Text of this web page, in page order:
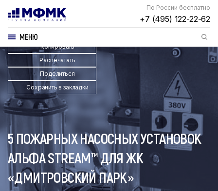
По России бесплатно
+7 (495) 122-22-62
МЕНЮ
Копировать
Распечатать
Поделиться
Сохранить в закладки
5 ПОЖАРНЫХ НАСОСНЫХ УСТАНОВОК
АЛЬФА STREAM™ ДЛЯ ЖК
«ДМИТРОВСКИЙ ПАРК»